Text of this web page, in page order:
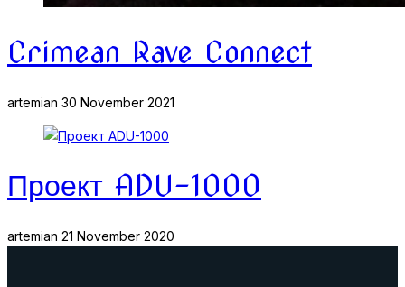
Crimean Rave Connect
artemian 30 November 2021
Проект ADU-1000
artemian 21 November 2020